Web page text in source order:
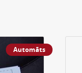
Automāts